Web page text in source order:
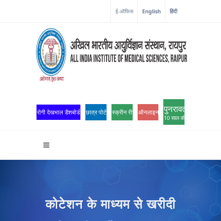
ई-ऑफिस English हिंदी
रोगी देखभाल डैशबोर्ड छात्र पोर्टल स्क्रीन रीडर एक्सेसऑनलाइन ओपीडी पंजीकरण
पुनरावर्तन
10 साल की उत्कृष्टता
कोटेशन के माध्यम से खरीदी